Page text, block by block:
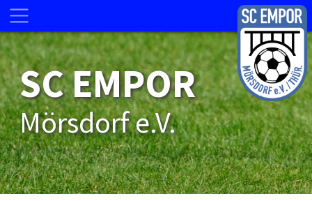
SC EMPOR
Mörsdorf e.V.